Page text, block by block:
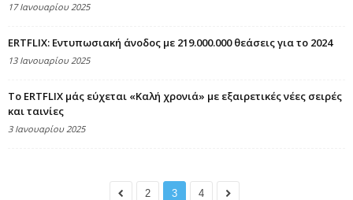
17 Ιανουαρίου 2025
ERTFLIX: Εντυπωσιακή άνοδος με 219.000.000 θεάσεις για το 2024
13 Ιανουαρίου 2025
Το ERTFLIX μάς εύχεται «Καλή χρονιά» με εξαιρετικές νέες σειρές
και ταινίες
3 Ιανουαρίου 2025
2 3 4